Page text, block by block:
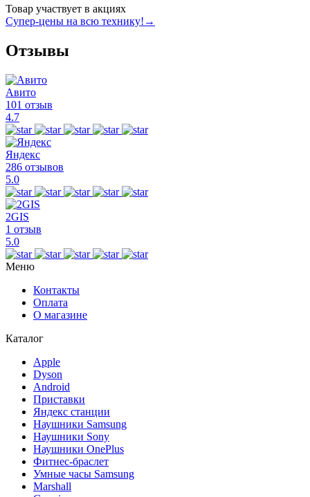
Товар участвует в акциях
Супер-цены на всю технику! →
Отзывы
Авито
101 отзыв
4.7
Яндекс
286 отзывов
5.0
2GIS
1 отзыв
5.0
Меню
Контакты
Оплата
О магазине
Каталог
Apple
Dyson
Android
Приставки
Яндекс станции
Наушники Samsung
Наушники Sony
Наушники OnePlus
Фитнес-браслет
Умные часы Samsung
Marshall